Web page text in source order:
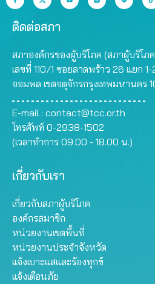
ติดต่อสภา
สภาองค์กรของผู้บริโภค (สภาผู้บริโภ
เลขที่ 110/1 ซอยลาดพร้าว 26 แยก
จอมพล เขตจตุจักรกรุงเทพมหานคร
E-mail : contact@tcc.or.th
โทรศัพท์ 0-2938-1502
(เวลาทำการ 09.00 - 18.00 น.)
เกี่ยวกับเรา
เกี่ยวกับสภาผู้บริโภค
องค์กรสมาชิก
หน่วยงานเขตพื้นที่
หน่วยงานประจำจังหวัด
แจ้งเบาะแสและร้องทุกข์
แจ้งเตือนภัย